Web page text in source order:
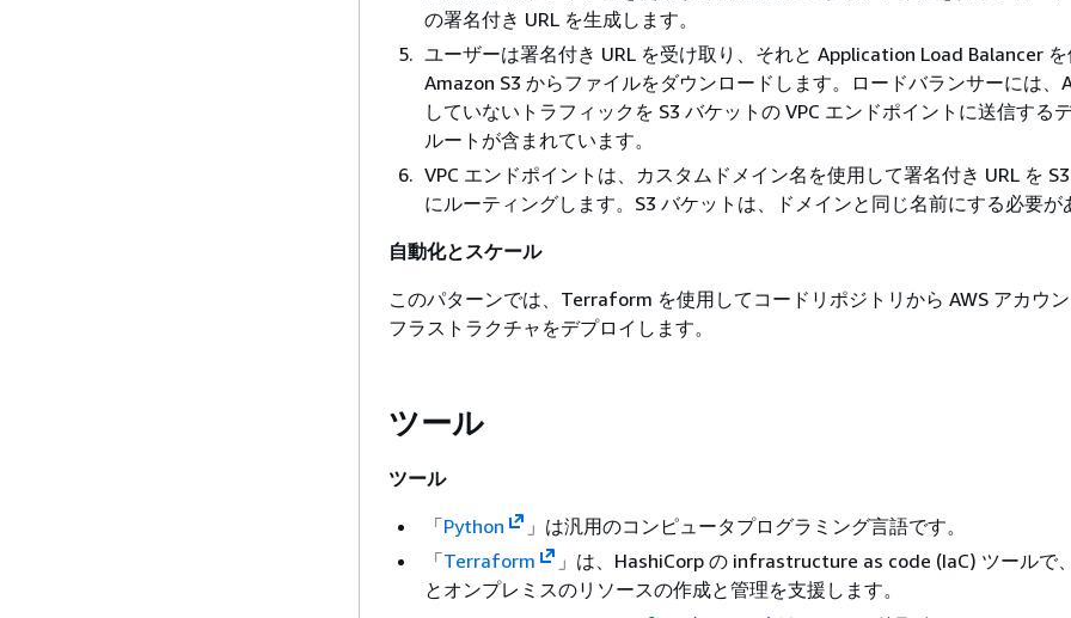
の署名付き URL を生成します。
ユーザーは署名付き URL を受け取り、それと Application Load Balancer を
Amazon S3 からファイルをダウンロードします。ロードバランサーには、
していないトラフィックを S3 バケットの VPC エンドポイントに送信する
ルートが含まれています。
VPC エンドポイントは、カスタムドメイン名を使用して署名付き URL を
にルーティングします。S3 バケットは、ドメインと同じ名前にする必要が
自動化とスケール
このパターンでは、Terraform を使用してコードリポジトリから AWS アカウ
フラストラクチャをデプロイします。
ツール
ツール
「Python
」は汎用のコンピュータプログラミング言語です。
「Terraform
」は、HashiCorp の infrastructure as code (IaC) ツールで
とオンプレミスのリソースの作成と管理を支援します。